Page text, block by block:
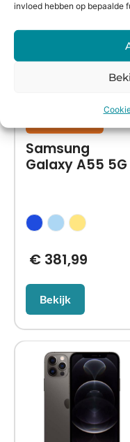
invloed hebben op bepaalde
Samsung
Galaxy A55 5G
€381,99
Bekijk